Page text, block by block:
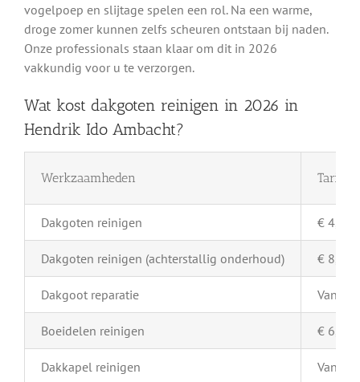
vogelpoep en slijtage spelen een rol. Na een warme,
droge zomer kunnen zelfs scheuren ontstaan bij naden.
Onze professionals staan klaar om dit in 2026
vakkundig voor u te verzorgen.
Wat kost dakgoten reinigen in 2026 in
Hendrik Ido Ambacht?
Werkzaamheden Tarief
Dakgoten reinigen € 4,-
Dakgoten reinigen (achterstallig onderhoud) € 8,-
Dakgoot reparatie Vanaf
Boeidelen reinigen € 6,-
Dakkapel reinigen Vanaf